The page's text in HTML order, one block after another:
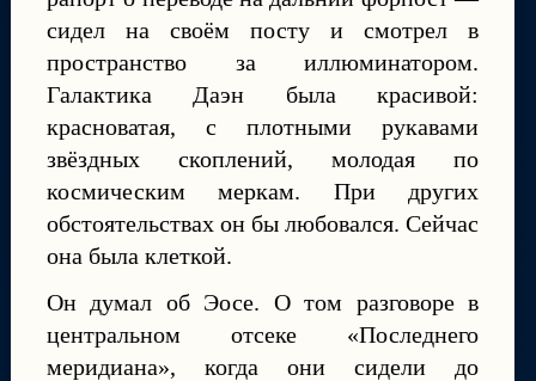
сидел на своём посту и смотрел в
пространство за иллюминатором.
Галактика Даэн была красивой:
красноватая, с плотными рукавами
звёздных скоплений, молодая по
космическим меркам. При других
обстоятельствах он бы любовался. Сейчас
она была клеткой.
Он думал об Эосе. О том разговоре в
центральном отсеке «Последнего
меридиана», когда они сидели до